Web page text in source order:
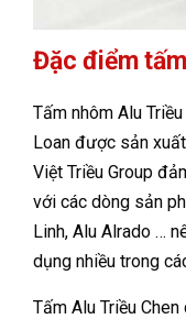
Đặc điểm
Tấm nhôm Alu
Loan được sản
Việt Triều Group
với các dòng sản
Linh, Alu Alrado …
dụng nhiều trong
Tấm Alu Triều